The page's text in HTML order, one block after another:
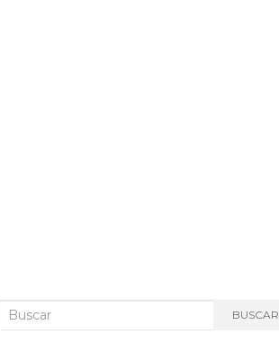
Buscar: BUSCAR